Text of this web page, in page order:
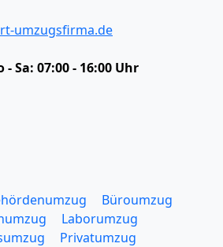
umzugsfirma.de
- Sa: 07:00 - 16:00 Uhr
Büroumzug
Laborumzug
Privatumzug